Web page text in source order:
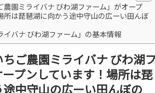
農園ミライバナ びわ湖ファーム」がオープ
所は琵琶湖に向かう途中守山の広ーい田んぼ
イバナ びわ湖ファーム」の基本情報
ご農園ミライバナ びわ湖
プンしています！場所は琵
中守山の広ーい田んぼの